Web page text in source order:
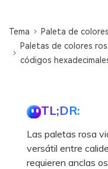
Tema
Paleta de colores
Paletas de colores
códigos
TL;DR:
Las paletas rosa
versátil entre
requieren anclas